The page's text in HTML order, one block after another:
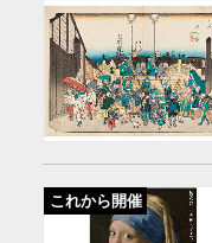
これから開催